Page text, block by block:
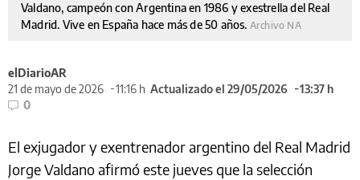
Valdano, campeón con Argentina en 1986 y exestrella del Real
Madrid. Vive en España hace más de 50 años. Archivo NA
elDiarioAR
21 de mayo de 2026
11:16 h Actualizado el 29/05/2026
13:37 h
0
El exjugador y exentrenador argentino del Real Madrid
Jorge Valdano afirmó este jueves que la selección